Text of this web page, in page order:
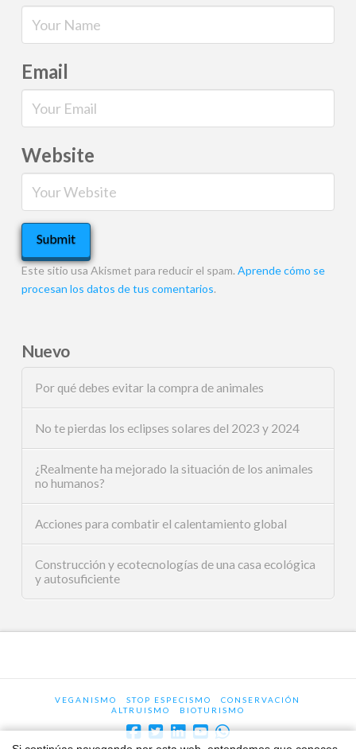
Email
Website
Este sitio usa Akismet para reducir el spam. Aprende cómo se
procesan los datos de tus comentarios.
Nuevo
Por qué debes evitar la compra de animales
No te pierdas los eclipses solares del 2023 y 2024
¿Realmente ha mejorado la situación de los animales
no humanos?
Acciones para combatir el calentamiento global
Construcción y ecotecnologías de una casa ecológica
y autosuficiente
VEGANISMO STOP ESPECISMO
CONSERVACIÓN
ALTRUISMO
BIOTURISMO